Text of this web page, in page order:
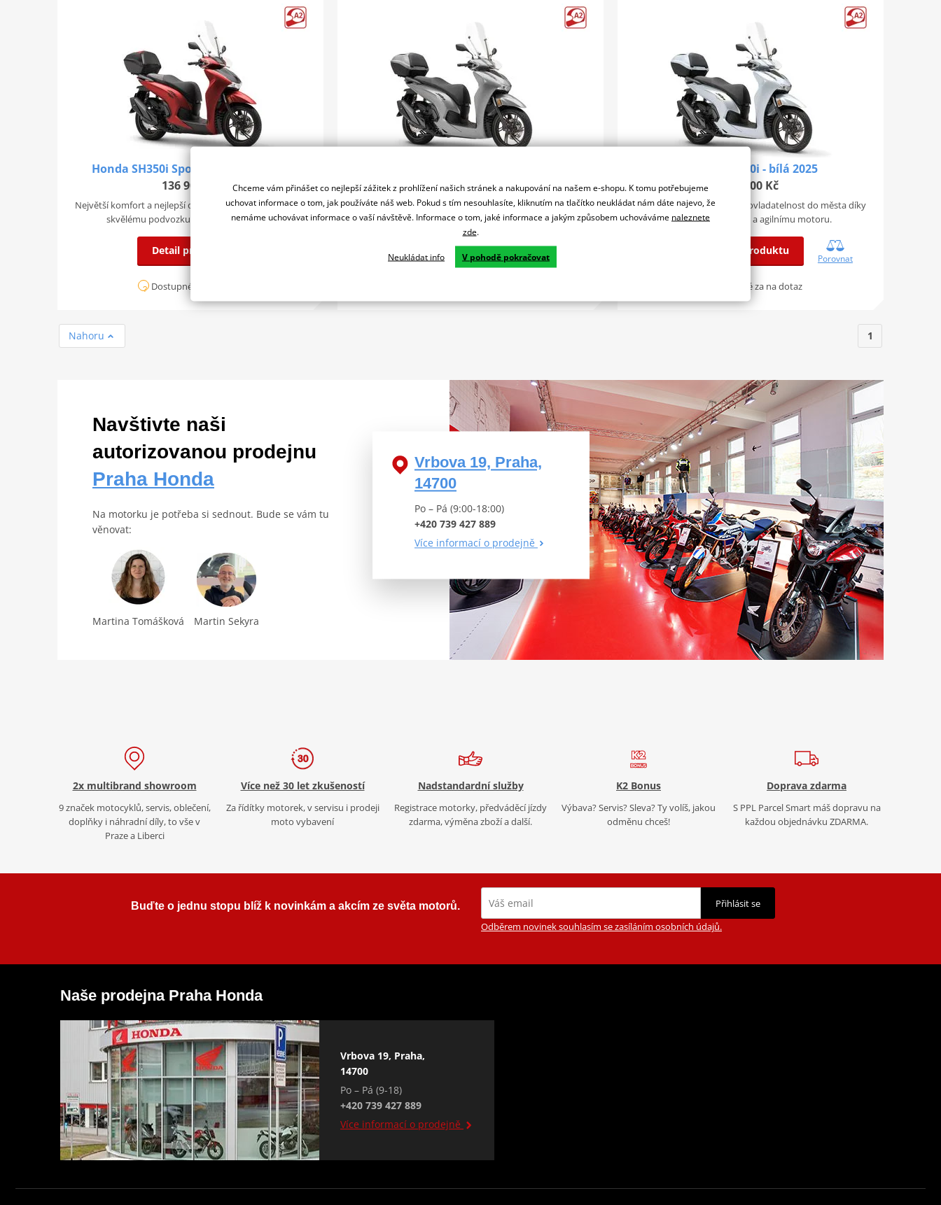
Honda SH350i Sporty - červená 2025
136 900 Kč
Největší komfort a nejlepší ovladatelnost do města díky
skvělému podvozku a agilnímu motoru.
Detail produktu
Dostupné za na dotaz
136 900 Kč
Největší komfort a nejlepší ovladatelnost do města díky
skvělému podvozku a agilnímu motoru.
Detail produktu
Porovnat
Honda SH350i - bílá 2025
136 900 Kč
Největší komfort a nejlepší ovladatelnost do města díky
skvělému podvozku a agilnímu motoru.
Detail produktu
Porovnat
Dostupné za na dotaz
1
Nahoru
Navštivte naši
autorizovanou prodejnu
Praha Honda
Na motorku je potřeba si sednout. Bude se vám tu
věnovat:
Martina Tomášková Martin Sekyra
Vrbova 19, Praha,
14700
Po – Pá (9:00-18:00)
+420 739 427 889
Více informací o prodejně
2x multibrand showroom
9 značek motocyklů, servis, oblečení,
doplňky i náhradní díly, to vše v
Praze a Liberci
Více než 30 let zkušeností
Za řídítky motorek, v servisu i prodeji
moto vybavení
Nadstandardní služby
Registrace motorky, předváděcí jízdy
zdarma, výměna zboží a další.
K2 Bonus
Výbava? Servis? Sleva? Ty volíš, jakou
odměnu chceš!
Doprava zdarma
S PPL Parcel Smart máš dopravu na
každou objednávku ZDARMA.
Buďte o jednu stopu blíž k novinkám a akcím ze světa motorů.
Přihlásit se
Odběrem novinek souhlasím se zasíláním osobních údajů.
Naše prodejna Praha Honda
Vrbova 19, Praha,
14700
Po – Pá (9-18)
+420 739 427 889
Více informací o prodejně
Chceme vám přinášet co nejlepší zážitek z prohlížení našich stránek a nakupování na našem e-shopu. K tomu potřebujeme
uchovat informace o tom, jak používáte náš web. Pokud s tím nesouhlasíte, kliknutím na tlačítko neukládat nám dáte najevo, že
nemáme uchovávat informace o vaší návštěvě. Informace o tom, jaké informace a jakým způsobem uchováváme naleznete
zde.
Neukládat info V pohodě pokračovat